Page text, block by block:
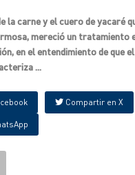
la carne y el cuero de yacaré
mereció un tratamiento
en el entendimiento de que
...
Compartir en X